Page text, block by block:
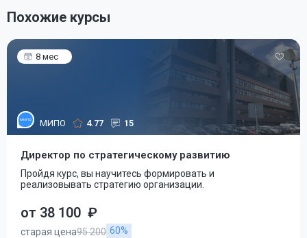
Похожие курсы
8 мес
МИПО 4.77 15
Директор по стратегическому развитию
Пройдя курс, вы научитесь формировать и
реализовывать стратегию организации.
от 38 100 ₽
старая цена95 200 60%